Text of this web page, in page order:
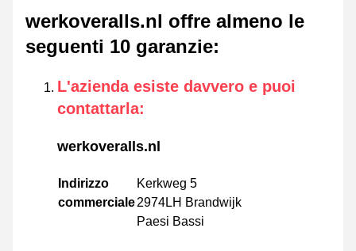
werkoveralls.nl offre almeno le
seguenti 10 garanzie:
L'azienda esiste davvero e puoi
contattarla:
werkoveralls.nl
Indirizzo
commerciale
Kerkweg 5
2974LH Brandwijk
Paesi Bassi